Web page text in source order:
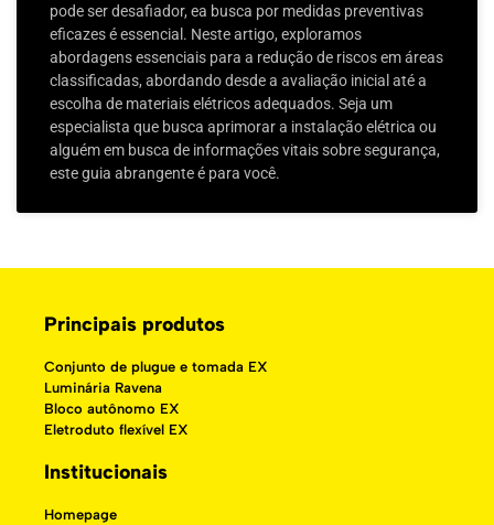
pode ser desafiador, ea busca por medidas preventivas
eficazes é essencial. Neste artigo, exploramos
abordagens essenciais para a redução de riscos em áreas
classificadas, abordando desde a avaliação inicial até a
escolha de materiais elétricos adequados. Seja um
especialista que busca aprimorar a instalação elétrica ou
alguém em busca de informações vitais sobre segurança,
este guia abrangente é para você.
Principais produtos
Conjunto de plugue e tomada EX
Luminária Ravena
Bloco autônomo EX
Eletroduto flexível EX
Institucionais
Homepage